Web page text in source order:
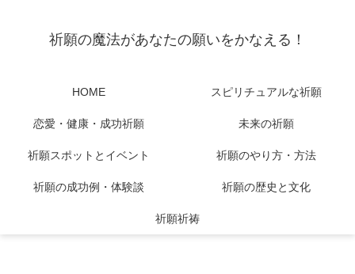
祈願の魔法があなたの願いをかなえる！
HOME スピリチュアルな祈願
恋愛・健康・成功祈願 未来の祈願
祈願スポットとイベント 祈願のやり方・方法
祈願の成功例・体験談 祈願の歴史と文化
祈願祈祷